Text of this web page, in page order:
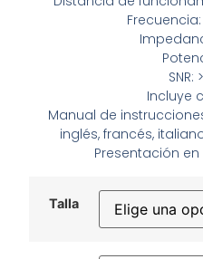
Frecuencia:
SNR:
Incluye
Manual de
inglés, francés,
Presentación
Talla